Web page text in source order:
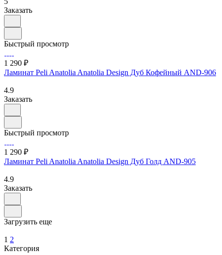
Заказать
Быстрый просмотр
1 290 ₽
Ламинат Peli Anatolia Anatolia Design Дуб Кофейный AND-906
4.9
Заказать
Быстрый просмотр
1 290 ₽
Ламинат Peli Anatolia Anatolia Design Дуб Голд AND-905
4.9
Заказать
Загрузить еще
1 2
Категория